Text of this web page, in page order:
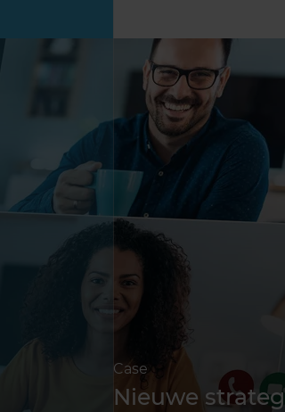
Case
Nieuwe